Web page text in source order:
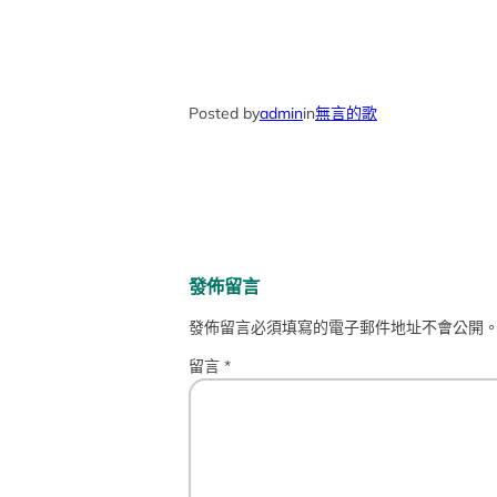
Posted byadminin無言的歌
發佈留言
發佈留言必須填寫的電子郵件地址不會公開。
留言 *